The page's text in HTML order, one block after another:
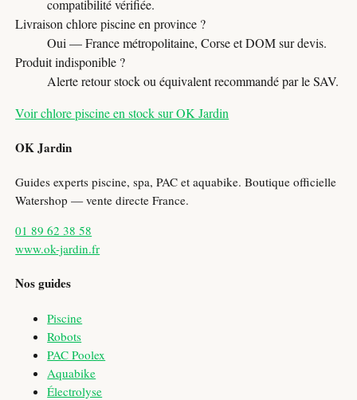
compatibilité vérifiée.
Livraison chlore piscine en province ?
Oui — France métropolitaine, Corse et DOM sur devis.
Produit indisponible ?
Alerte retour stock ou équivalent recommandé par le SAV.
Voir chlore piscine en stock sur OK Jardin
OK Jardin
Guides experts piscine, spa, PAC et aquabike. Boutique officielle
Watershop — vente directe France.
01 89 62 38 58
www.ok-jardin.fr
Nos guides
Piscine
Robots
PAC Poolex
Aquabike
Électrolyse